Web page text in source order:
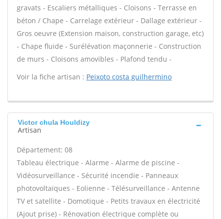
gravats - Escaliers métalliques - Cloisons - Terrasse en
béton / Chape - Carrelage extérieur - Dallage extérieur -
Gros oeuvre (Extension maison, construction garage, etc)
- Chape fluide - Surélévation maçonnerie - Construction
de murs - Cloisons amovibles - Plafond tendu -
Voir la fiche artisan : Peixoto costa guilhermino
Victor chula Houldizy
Artisan
Département: 08
Tableau électrique - Alarme - Alarme de piscine -
Vidéosurveillance - Sécurité incendie - Panneaux
photovoltaïques - Eolienne - Télésurveillance - Antenne
TV et satellite - Domotique - Petits travaux en électricité
(Ajout prise) - Rénovation électrique complète ou